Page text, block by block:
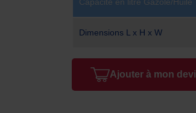
Dimensions L x H x W
Ajouter à mon